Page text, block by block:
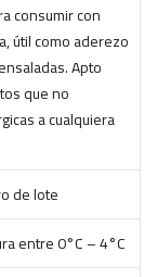
consumir con
útil como aderezo
Apto
que no
a cualquiera
de lote
entre 0°C – 4°C